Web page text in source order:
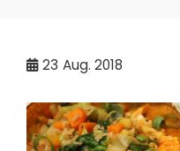
23 Aug. 2018